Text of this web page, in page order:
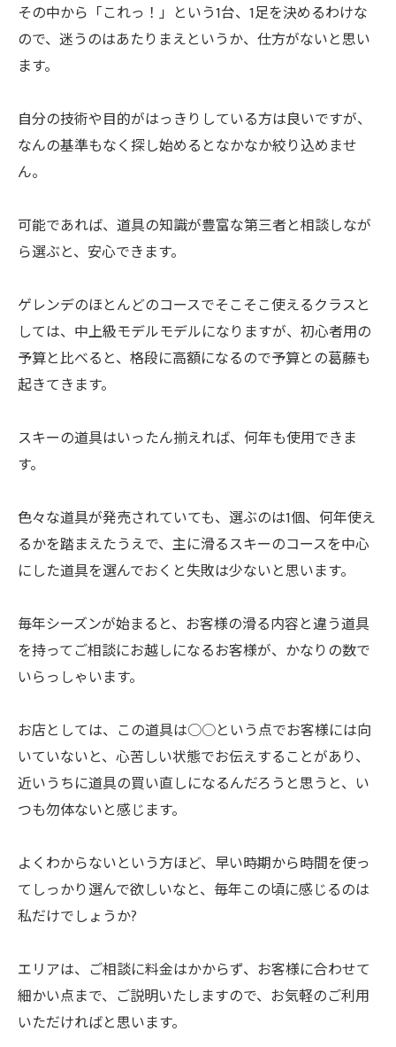
その中から「これっ！」という1台、1足を決めるわけな
ので、迷うのはあたりまえというか、仕方がないと思い
ます。
自分の技術や目的がはっきりしている方は良いですが、
なんの基準もなく探し始めるとなかなか絞り込めませ
ん。
可能であれば、道具の知識が豊富な第三者と相談しなが
ら選ぶと、安心できます。
ゲレンデのほとんどのコースでそこそこ使えるクラスと
しては、中上級モデルモデルになりますが、初心者用の
予算と比べると、格段に高額になるので予算との葛藤も
起きてきます。
スキーの道具はいったん揃えれば、何年も使用できま
す。
色々な道具が発売されていても、選ぶのは1個、何年使え
るかを踏まえたうえで、主に滑るスキーのコースを中心
にした道具を選んでおくと失敗は少ないと思います。
毎年シーズンが始まると、お客様の滑る内容と違う道具
を持ってご相談にお越しになるお客様が、かなりの数で
いらっしゃいます。
お店としては、この道具は○○という点でお客様には向
いていないと、心苦しい状態でお伝えすることがあり、
近いうちに道具の買い直しになるんだろうと思うと、い
つも勿体ないと感じます。
よくわからないという方ほど、早い時期から時間を使っ
てしっかり選んで欲しいなと、毎年この頃に感じるのは
私だけでしょうか?
エリアは、ご相談に料金はかからず、お客様に合わせて
細かい点まで、ご説明いたしますので、お気軽のご利用
いただければと思います。